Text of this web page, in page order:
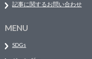
記事に関するお問い合わせ
MENU
SDGs